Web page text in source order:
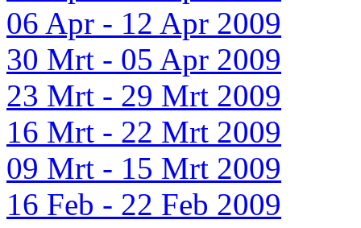
06 Apr - 12 Apr 2009
30 Mrt - 05 Apr 2009
23 Mrt - 29 Mrt 2009
16 Mrt - 22 Mrt 2009
09 Mrt - 15 Mrt 2009
16 Feb - 22 Feb 2009